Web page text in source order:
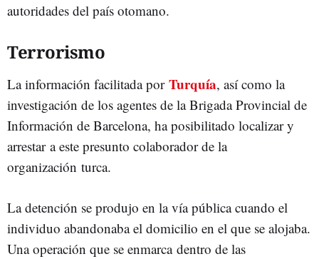
autoridades del país otomano.
Terrorismo
La información facilitada por Turquía, así como la
investigación de los agentes de la Brigada Provincial de
Información de Barcelona, ha posibilitado localizar y
arrestar a este presunto colaborador de la
organización turca.
La detención se produjo en la vía pública cuando el
individuo abandonaba el domicilio en el que se alojaba.
Una operación que se enmarca dentro de las